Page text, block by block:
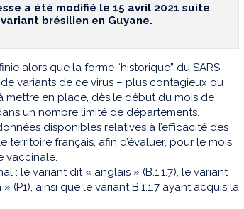
a été modifié le 15 avril 2021 suite
brésilien en Guyane.
alors que la forme “historique” du SARS-
de variants de ce virus – plus contagieux ou
mettre en place, dès le début du mois de
un nombre limité de départements.
disponibles relatives à l’efficacité des
français, afin d’évaluer, pour le mois
vaccinale.
: le variant dit « anglais » (B.1.1.7), le variant
(P1), ainsi que le variant B.1.1.7 ayant acquis la